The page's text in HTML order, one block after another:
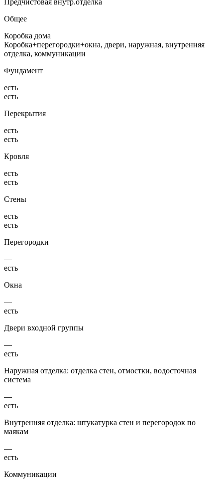
Общее
Коробка дома
Коробка+перегородки+окна, двери, наружная, внутренняя
отделка, коммуникации
Фундамент
есть
есть
Перекрытия
есть
есть
Кровля
есть
есть
Стены
есть
есть
Перегородки
—
есть
Окна
—
есть
Двери входной группы
—
есть
Наружная отделка: отделка стен, отмостки, водосточная
система
—
есть
Внутренняя отделка: штукатурка стен и перегородок по
маякам
—
есть
Коммуникации